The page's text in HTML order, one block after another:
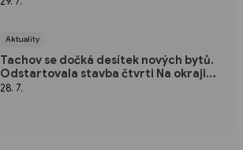
Aktuality
Tachov se dočká desítek nových bytů.
Odstartovala stavba čtvrti Na okraji
Tachov
28. 7.